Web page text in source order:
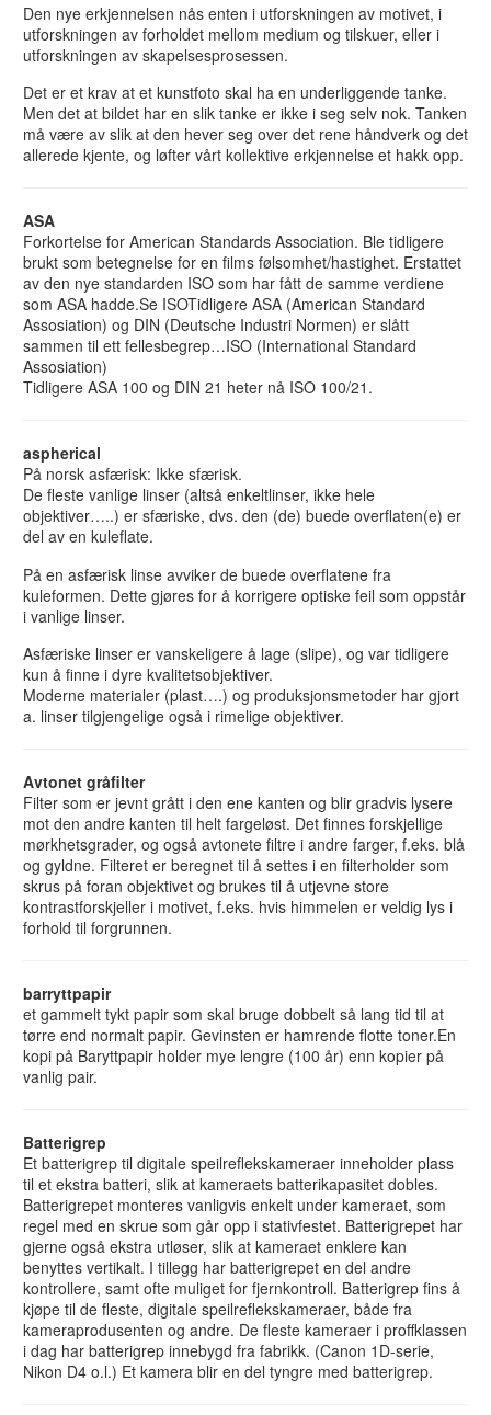
Den nye erkjennelsen nås enten i utforskningen av motivet, i
utforskningen av forholdet mellom medium og tilskuer, eller i
utforskningen av skapelsesprosessen.
Det er et krav at et kunstfoto skal ha en underliggende tanke.
Men det at bildet har en slik tanke er ikke i seg selv nok. Tanken
må være av slik at den hever seg over det rene håndverk og det
allerede kjente, og løfter vårt kollektive erkjennelse et hakk opp.
ASA
Forkortelse for American Standards Association. Ble tidligere
brukt som betegnelse for en films følsomhet/hastighet. Erstattet
av den nye standarden ISO som har fått de samme verdiene
som ASA hadde.Se ISOTidligere ASA (American Standard
Assosiation) og DIN (Deutsche Industri Normen) er slått
sammen til ett fellesbegrep…ISO (International Standard
Assosiation)
Tidligere ASA 100 og DIN 21 heter nå ISO 100/21.
aspherical
På norsk asfærisk: Ikke sfærisk.
De fleste vanlige linser (altså enkeltlinser, ikke hele
objektiver…..) er sfæriske, dvs. den (de) buede overflaten(e) er
del av en kuleflate.
På en asfærisk linse avviker de buede overflatene fra
kuleformen. Dette gjøres for å korrigere optiske feil som oppstår
i vanlige linser.
Asfæriske linser er vanskeligere å lage (slipe), og var tidligere
kun å finne i dyre kvalitetsobjektiver.
Moderne materialer (plast….) og produksjonsmetoder har gjort
a. linser tilgjengelige også i rimelige objektiver.
Avtonet gråfilter
Filter som er jevnt grått i den ene kanten og blir gradvis lysere
mot den andre kanten til helt fargeløst. Det finnes forskjellige
mørkhetsgrader, og også avtonete filtre i andre farger, f.eks. blå
og gyldne. Filteret er beregnet til å settes i en filterholder som
skrus på foran objektivet og brukes til å utjevne store
kontrastforskjeller i motivet, f.eks. hvis himmelen er veldig lys i
forhold til forgrunnen.
barryttpapir
et gammelt tykt papir som skal bruge dobbelt så lang tid til at
tørre end normalt papir. Gevinsten er hamrende flotte toner.En
kopi på Baryttpapir holder mye lengre (100 år) enn kopier på
vanlig pair.
Batterigrep
Et batterigrep til digitale speilreflekskameraer inneholder plass
til et ekstra batteri, slik at kameraets batterikapasitet dobles.
Batterigrepet monteres vanligvis enkelt under kameraet, som
regel med en skrue som går opp i stativfestet. Batterigrepet har
gjerne også ekstra utløser, slik at kameraet enklere kan
benyttes vertikalt. I tillegg har batterigrepet en del andre
kontrollere, samt ofte muliget for fjernkontroll. Batterigrep fins å
kjøpe til de fleste, digitale speilreflekskameraer, både fra
kameraprodusenten og andre. De fleste kameraer i proffklassen
i dag har batterigrep innebygd fra fabrikk. (Canon 1D-serie,
Nikon D4 o.l.) Et kamera blir en del tyngre med batterigrep.